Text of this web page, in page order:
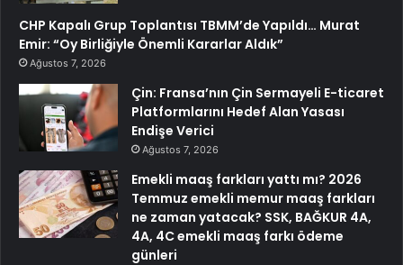
CHP Kapalı Grup Toplantısı TBMM’de Yapıldı… Murat
Emir: “Oy Birliğiyle Önemli Kararlar Aldık”
Ağustos 7, 2026
Çin: Fransa’nın Çin Sermayeli E-ticaret
Platformlarını Hedef Alan Yasası
Endişe Verici
Ağustos 7, 2026
Emekli maaş farkları yattı mı? 2026
Temmuz emekli memur maaş farkları
ne zaman yatacak? SSK, BAĞKUR 4A,
4A, 4C emekli maaş farkı ödeme
günleri